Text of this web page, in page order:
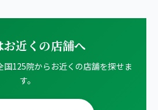
お近くの店舗へ
125院からお近くの店舗を探せま
す。